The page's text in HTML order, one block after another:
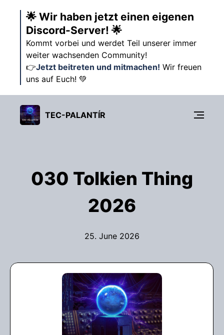
🌟 Wir haben jetzt einen eigenen
Discord-Server! 🌟
Kommt vorbei und werdet Teil unserer immer
weiter wachsenden Community!
👉Jetzt beitreten und mitmachen! Wir freuen
uns auf Euch! 💚
TEC-PALANTÍR
030 Tolkien Thing
2026
25. June 2026